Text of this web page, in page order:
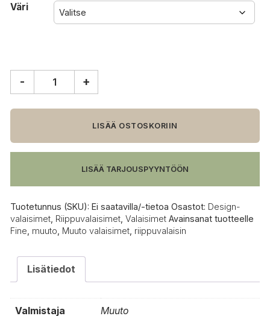
Väri
riippuvalaisin,
cm
määrä
- +
LISÄÄ OSTOSKORIIN
LISÄÄ TARJOUSPYYNTÖÖN
Tuotetunnus (SKU): Ei saatavilla/-tietoa Osastot: Design-
valaisimet Riippuvalaisimet Valaisimet Avainsanat tuotteelle
Fine muuto Muuto valaisimet riippuvalaisin
Lisätiedot
Valmistaja Muuto